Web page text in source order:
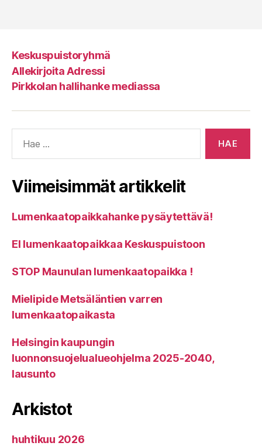
Keskuspuistoryhmä
Allekirjoita Adressi
Pirkkolan hallihanke mediassa
Viimeisimmät artikkelit
Lumenkaatopaikkahanke pysäytettävä!
EI lumenkaatopaikkaa Keskuspuistoon
STOP Maunulan lumenkaatopaikka !
Mielipide Metsäläntien varren
lumenkaatopaikasta
Helsingin kaupungin
luonnonsuojelualueohjelma 2025-2040,
lausunto
Arkistot
huhtikuu 2026